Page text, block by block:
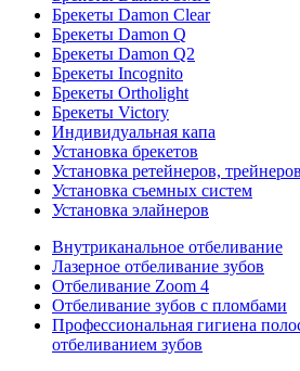
Брекеты Damon Clear
Брекеты Damon Q
Брекеты Damon Q2
Брекеты Incognito
Брекеты Ortholight
Брекеты Victory
Индивидуальная капа
Установка брекетов
Установка ретейнеров, трейнеров
Установка съемных систем
Установка элайнеров
Внутриканальное отбеливание
Лазерное отбеливание зубов
Отбеливание Zoom 4
Отбеливание зубов с пломбами
Профессиональная гигиена
отбеливанием зубов